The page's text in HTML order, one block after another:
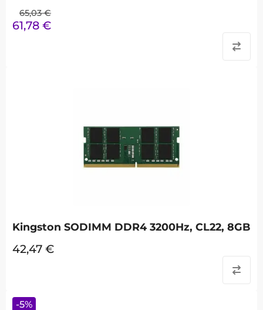
65,03 €
61,78 €
Kingston SODIMM DDR4 3200Hz, CL22, 8GB
42,47 €
-5%